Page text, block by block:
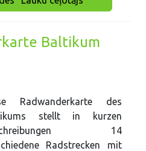
Baltikum
Radwanderkarte des
stellt in kurzen
14
Radstrecken mit